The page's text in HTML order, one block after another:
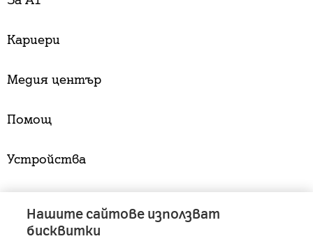
Кариери
Медия център
Помощ
Устройства
Нашите сайтове използват
бисквитки